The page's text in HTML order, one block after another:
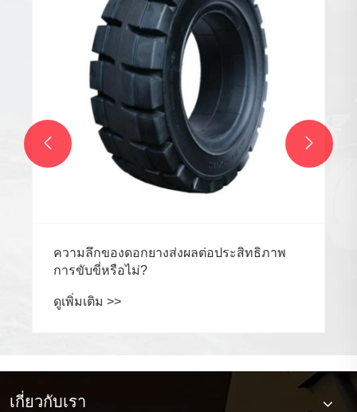
ความลึกของดอกยางส่งผลต่อประสิทธิภาพ
การขับขี่หรือไม่?
ดูเพิ่มเติม >>
 
เกี่ยวกับเรา